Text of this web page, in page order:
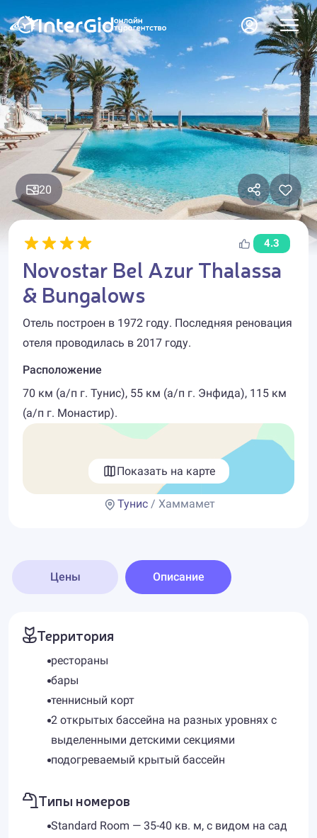
20
4.3
Novostar Bel Azur Thalassa
& Bungalows
Отель построен в 1972 году. Последняя реновация
отеля проводилась в 2017 году.
Расположение
70 км (а/п г. Тунис), 55 км (а/п г. Энфида), 115 км
(а/п г. Монастир).
Показать на карте
Тунис/ Хаммамет
Цены Описание
Территория
рестораны
бары
теннисный корт
2 открытых бассейна на разных уровнях с
выделенными детскими секциями
подогреваемый крытый бассейн
Типы номеров
Standard Room — 35-40 кв. м, с видом на сад